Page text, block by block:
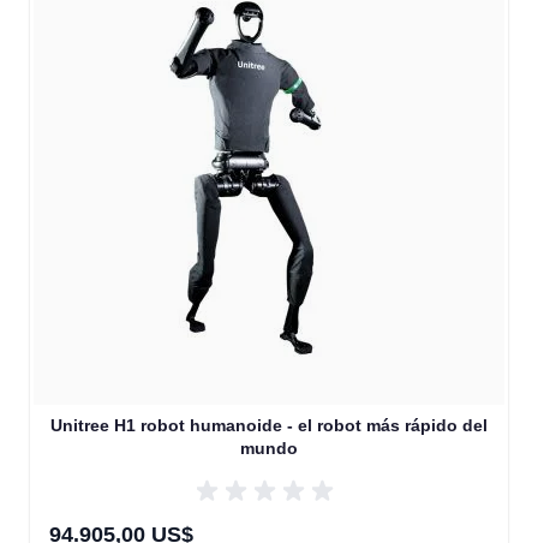
Unitree H1 robot humanoide - el robot más rápido del
mundo
94.905,00 US$